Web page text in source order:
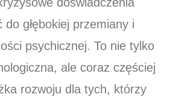
głębokiej przemiany i
psychicznej. To nie tylko
ale coraz częściej
rozwoju dla tych, którzy